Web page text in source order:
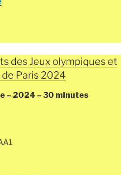
des Jeux olympiques et
Paris 2024
– 2024 – 30 minutes